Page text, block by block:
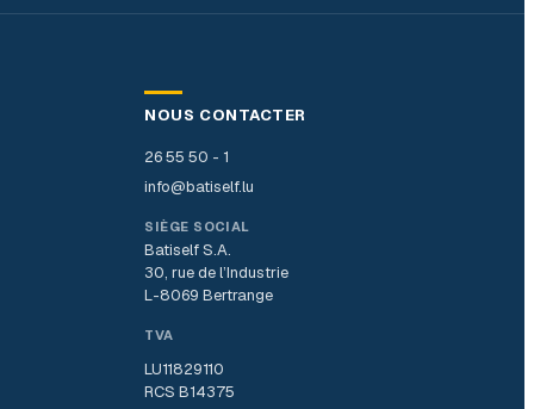
NOUS CONTACTER
26 55 50 - 1
info@batiself.lu
SIÈGE SOCIAL
Batiself S.A.
30, rue de l’Industrie
L-8069 Bertrange
TVA
LU11829110
RCS B14375